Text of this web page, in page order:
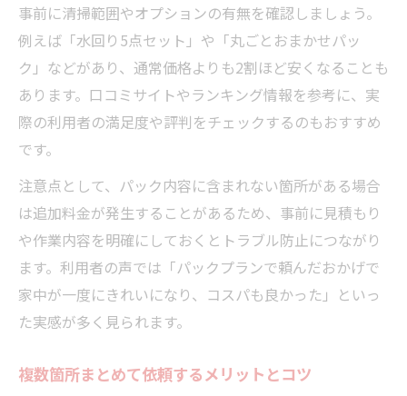
事前に清掃範囲やオプションの有無を確認しましょう。
例えば「水回り5点セット」や「丸ごとおまかせパッ
ク」などがあり、通常価格よりも2割ほど安くなることも
あります。口コミサイトやランキング情報を参考に、実
際の利用者の満足度や評判をチェックするのもおすすめ
です。
注意点として、パック内容に含まれない箇所がある場合
は追加料金が発生することがあるため、事前に見積もり
や作業内容を明確にしておくとトラブル防止につながり
ます。利用者の声では「パックプランで頼んだおかげで
家中が一度にきれいになり、コスパも良かった」といっ
た実感が多く見られます。
複数箇所まとめて依頼するメリットとコツ